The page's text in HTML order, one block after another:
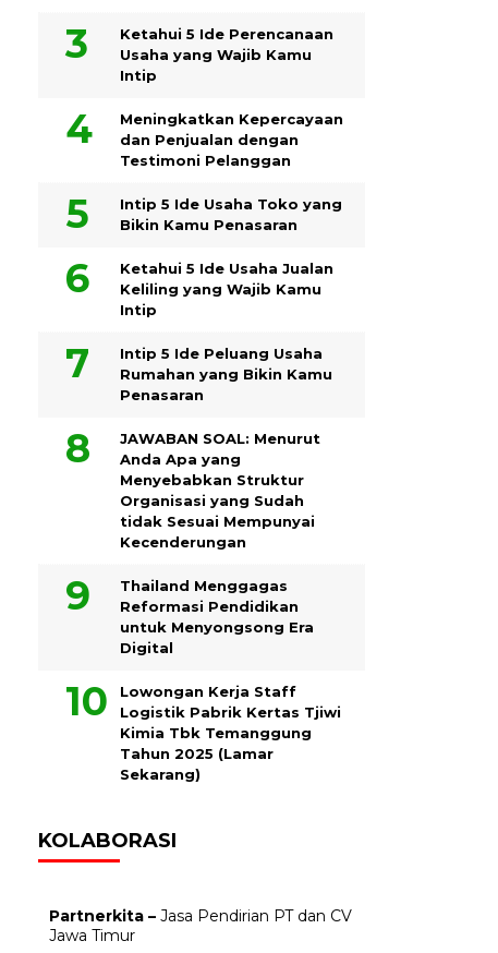
Ketahui 5 Ide Perencanaan
Usaha yang Wajib Kamu
Intip
Meningkatkan Kepercayaan
dan Penjualan dengan
Testimoni Pelanggan
Intip 5 Ide Usaha Toko yang
Bikin Kamu Penasaran
Ketahui 5 Ide Usaha Jualan
Keliling yang Wajib Kamu
Intip
Intip 5 Ide Peluang Usaha
Rumahan yang Bikin Kamu
Penasaran
JAWABAN SOAL: Menurut
Anda Apa yang
Menyebabkan Struktur
Organisasi yang Sudah
tidak Sesuai Mempunyai
Kecenderungan
Thailand Menggagas
Reformasi Pendidikan
untuk Menyongsong Era
Digital
Lowongan Kerja Staff
Logistik Pabrik Kertas Tjiwi
Kimia Tbk Temanggung
Tahun 2025 (Lamar
Sekarang)
KOLABORASI
Partnerkita – Jasa Pendirian PT dan CV
Jawa Timur